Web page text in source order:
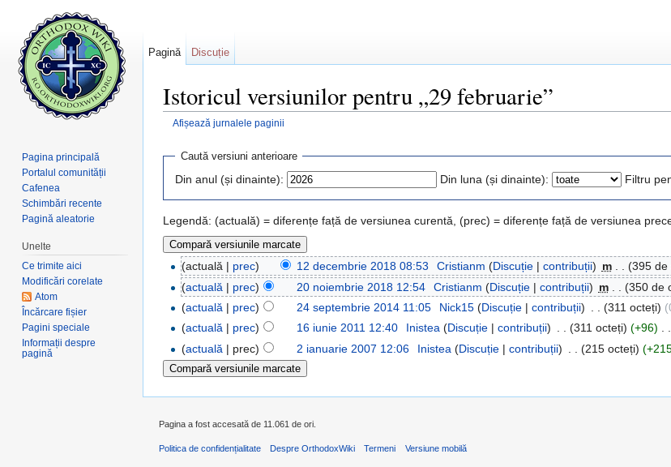
Istoricul versiunilor pentru „29 februarie”
Afișează jurnalele paginii
Caută versiuni anterioare
Din anul (și dinainte): Din luna (și dinainte): Filtru
Legendă: (actuală) = diferențe față de versiunea curentă, (prec) = diferențe față de versiunea
(actuală | prec) 12 decembrie 2018 08:53 Cristianm (Discuție| contribuții) m (395 de
(actuală | prec) 20 noiembrie 2018 12:54 Cristianm (Discuție| contribuții) m (350 de
(actuală | prec) 24 septembrie 2014 11:05 Nick15 (Discuție| contribuții) (311 octeți)
(actuală | prec) 16 iunie 2011 12:40 Inistea (Discuție| contribuții) . . (311 octeți) (+96) . .
(actuală | prec) 2 ianuarie 2007 12:06 Inistea (Discuție| contribuții) (215 octeți)
Pagină Discuție
Pagina principală
Portalul comunității
Cafenea
Schimbări recente
Pagină aleatorie
Unelte
Ce trimite aici
Modificări corelate
Atom
Încărcare fișier
Pagini speciale
Informații despre
pagină
Pagina a fost accesată de 11.061 de ori.
Politica de confidențialitate Despre OrthodoxWiki Termeni Versiune mobilă